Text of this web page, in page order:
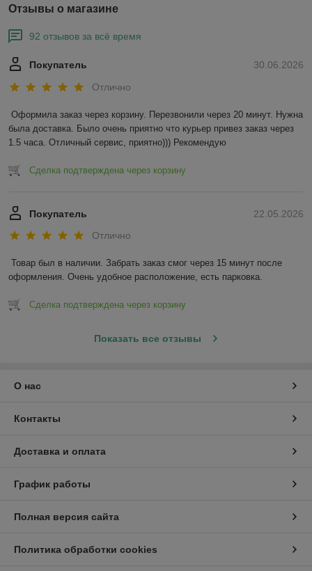
Отзывы о магазине
92 отзывов за всё время
30.06.2026
Покупатель
Отлично
Оформила заказ через корзину. Перезвонили через 20 минут. Нужна
была доставка. Было очень приятно что курьер привез заказ через
1.5 часа. Отличный сервис, приятно))) Рекомендую
Сделка подтверждена через корзину
22.05.2026
Покупатель
Отлично
Товар был в наличии. Забрать заказ смог через 15 минут после
оформления. Очень удобное расположение, есть парковка.
Сделка подтверждена через корзину
Показать все отзывы
О нас
Контакты
Доставка и оплата
График работы
Полная версия сайта
Политика обработки cookies